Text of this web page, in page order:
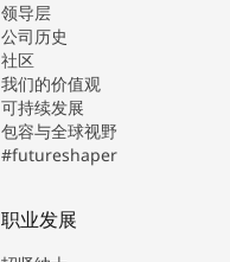
领导层
公司历史
社区
我们的价值观
可持续发展
包容与全球视野
#futureshaper
职业发展